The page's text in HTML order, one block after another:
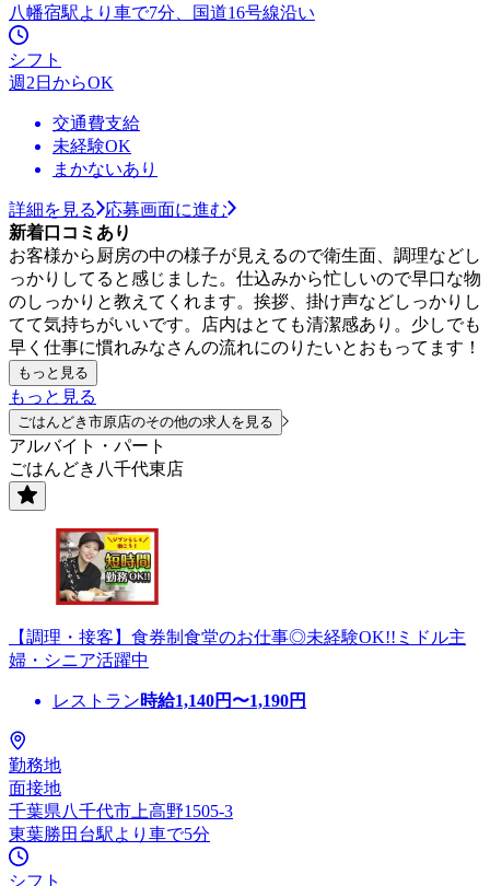
八幡宿駅より車で7分、国道16号線沿い
シフト
週2日からOK
交通費支給
未経験OK
まかないあり
詳細を見る
応募画面に進む
新着口コミあり
お客様から厨房の中の様子が見えるので衛生面、調理などし
っかりしてると感じました。仕込みから忙しいので早口な物
のしっかりと教えてくれます。挨拶、掛け声などしっかりし
てて気持ちがいいです。店内はとても清潔感あり。少しでも
早く仕事に慣れみなさんの流れにのりたいとおもってます！
もっと見る
もっと見る
ごはんどき市原店のその他の求人を見る
アルバイト・パート
ごはんどき八千代東店
【調理・接客】食券制食堂のお仕事◎未経験OK!!ミドル主
婦・シニア活躍中
レストラン時給1,140円〜1,190円
勤務地
面接地
千葉県八千代市上高野1505-3
東葉勝田台駅より車で5分
シフト